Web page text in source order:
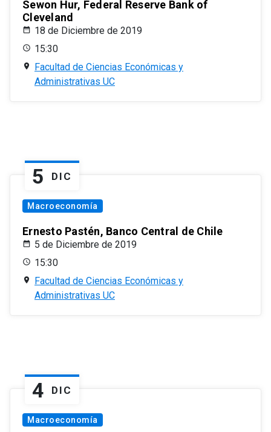
Sewon Hur, Federal Reserve Bank of
Cleveland
18 de Diciembre de 2019
15:30
Facultad de Ciencias Económicas y
Administrativas UC
5 DIC
Macroeconomía
Ernesto Pastén, Banco Central de Chile
5 de Diciembre de 2019
15:30
Facultad de Ciencias Económicas y
Administrativas UC
4 DIC
Macroeconomía